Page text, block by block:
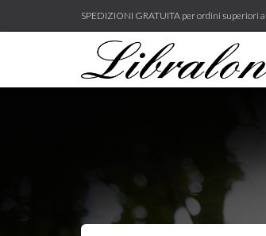
SPEDIZIONI GRATUITA per ordini superiori